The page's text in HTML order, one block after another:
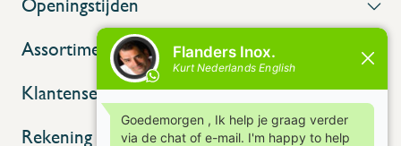
Openingstijden
Assortiment
Klantenservice
Rekening